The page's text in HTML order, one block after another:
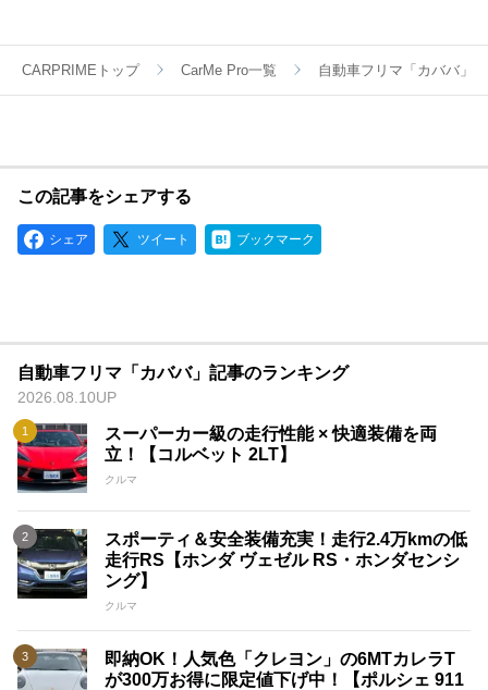
CARPRIMEトップ CarMe Pro一覧 自動車フリマ「カババ」
この記事をシェアする
シェア ツイート ブックマーク
自動車フリマ「カババ」記事のランキング
2026.08.10UP
スーパーカー級の走行性能 × 快適装備を両
立！【コルベット 2LT】
クルマ
スポーティ＆安全装備充実！走行2.4万kmの低
走行RS【ホンダ ヴェゼル RS・ホンダセンシ
ング】
クルマ
即納OK！人気色「クレヨン」の6MTカレラT
が300万お得に限定値下げ中！【ポルシェ 911